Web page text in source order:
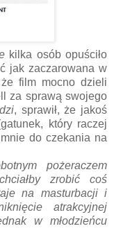
kilka osób opuściło
jak zaczarowana w
film mocno dzieli
za sprawą swojego
, sprawił, że jakoś
który raczej
do czekania na
pożeraczem
zrobić coś
na masturbacji i
atrakcyjnej
w młodzieńcu